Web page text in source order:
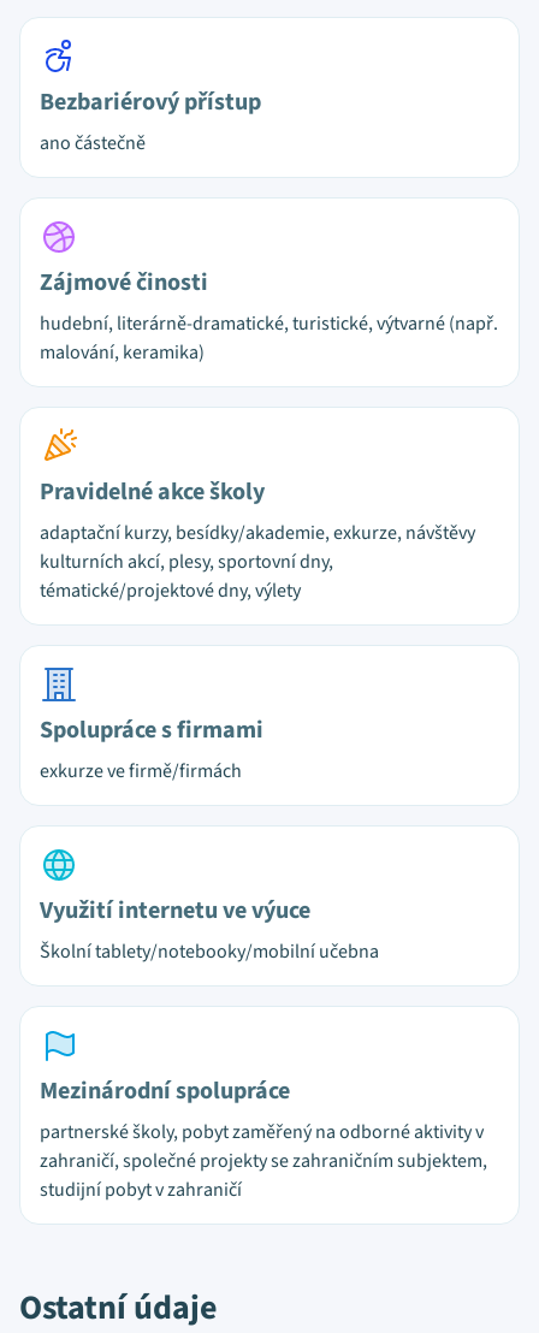
Bezbariérový přístup
ano částečně
Zájmové činosti
hudební, literárně-dramatické, turistické, výtvarné (např.
malování, keramika)
Pravidelné akce školy
adaptační kurzy, besídky/akademie, exkurze, návštěvy
kulturních akcí, plesy, sportovní dny,
tématické/projektové dny, výlety
Spolupráce s firmami
exkurze ve firmě/firmách
Využití internetu ve výuce
Školní tablety/notebooky/mobilní učebna
Mezinárodní spolupráce
partnerské školy, pobyt zaměřený na odborné aktivity v
zahraničí, společné projekty se zahraničním subjektem,
studijní pobyt v zahraničí
Ostatní údaje